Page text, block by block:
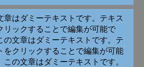
章はダミーテキストです。テキス
リックすることで編集が可能で
の文章はダミーテキストです。テ
をクリックすることで編集が可能
この文章はダミーテキストです。